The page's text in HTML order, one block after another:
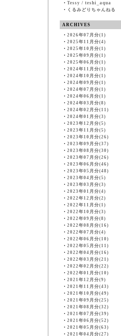
・ Tessy / teshi_aqua
・ くるみどりちゃんねる
ARCHIVES
・ 2026年07月分(1)
・ 2025年11月分(4)
・ 2025年10月分(1)
・ 2025年09月分(1)
・ 2025年06月分(1)
・ 2024年11月分(1)
・ 2024年10月分(1)
・ 2024年09月分(1)
・ 2024年07月分(1)
・ 2024年06月分(1)
・ 2024年03月分(8)
・ 2024年02月分(11)
・ 2024年01月分(3)
・ 2023年12月分(5)
・ 2023年11月分(5)
・ 2023年10月分(26)
・ 2023年09月分(37)
・ 2023年08月分(30)
・ 2023年07月分(26)
・ 2023年06月分(46)
・ 2023年05月分(48)
・ 2023年04月分(5)
・ 2023年03月分(3)
・ 2023年01月分(4)
・ 2022年12月分(2)
・ 2022年11月分(1)
・ 2022年10月分(3)
・ 2022年09月分(8)
・ 2022年08月分(16)
・ 2022年07月分(4)
・ 2022年06月分(10)
・ 2022年05月分(11)
・ 2022年04月分(16)
・ 2022年03月分(21)
・ 2022年02月分(22)
・ 2022年01月分(10)
・ 2021年12月分(9)
・ 2021年11月分(43)
・ 2021年10月分(49)
・ 2021年09月分(25)
・ 2021年08月分(32)
・ 2021年07月分(39)
・ 2021年06月分(52)
・ 2021年05月分(63)
・ 2021年04月分(27)